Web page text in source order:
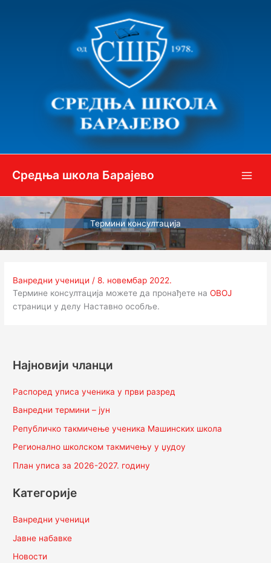
Средња школа Барајево
Термини консултација
Ванредни ученици /8. новембар 2022.
Термине консултација можете да пронађете наОВОЈ
страници у делу Наставно особље.
Најновији чланци
Распоред уписа ученика у први разред
Ванредни термини – јун
Републичко такмичење ученика Машинских школа
Регионално школском такмичењу у џудоу
План уписа за 2026-2027. годину
Категорије
Ванредни ученици
Јавне набавке
Новости